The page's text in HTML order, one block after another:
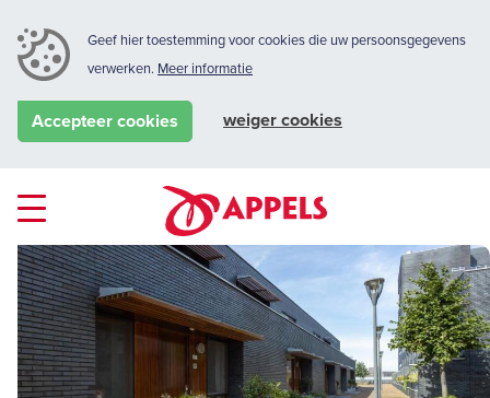
Geef hier toestemming voor cookies die uw persoonsgegevens
verwerken. Meer informatie
Accepteer cookies weiger cookies